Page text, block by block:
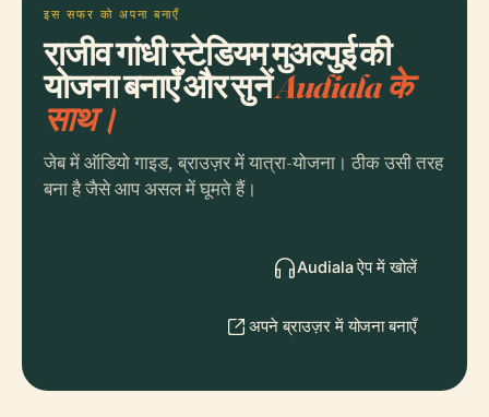
इस सफर को अपना बनाएँ
राजीव गांधी स्टेडियम मुअल्पुई की
योजना बनाएँ और सुनेंAudiala के
साथ।
जेब में ऑडियो गाइड, ब्राउज़र में यात्रा-योजना। ठीक उसी तरह
बना है जैसे आप असल में घूमते हैं।
Audiala ऐप में खोलें
अपने ब्राउज़र में योजना बनाएँ